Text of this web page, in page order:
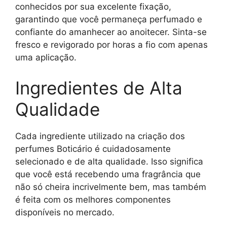
conhecidos por sua excelente fixação,
garantindo que você permaneça perfumado e
confiante do amanhecer ao anoitecer. Sinta-se
fresco e revigorado por horas a fio com apenas
uma aplicação.
Ingredientes de Alta
Qualidade
Cada ingrediente utilizado na criação dos
perfumes Boticário é cuidadosamente
selecionado e de alta qualidade. Isso significa
que você está recebendo uma fragrância que
não só cheira incrivelmente bem, mas também
é feita com os melhores componentes
disponíveis no mercado.